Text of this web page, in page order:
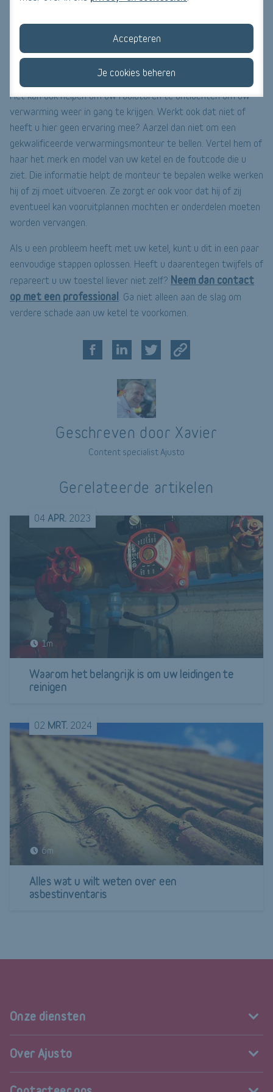
Accepteren
Je cookies beheren
kranen op 18 graden, zal de temperatuur nooit hoger zijn dan
Enkele aanbevelingen
Het kan ook helpen om uw radiatoren te ontluchten om uw
verwarming weer in gang te krijgen. Werkt ook dat niet of
heeft u hier geen ervaring mee? Aarzel dan niet om een
gekwalificeerde verwarmingsmonteur te bellen. Vertel hem of
haar het merk en model van uw ketel en de foutcode die u
ziet. Die informatie helpt de monteur te bepalen welke werken
hij of zij moet uitvoeren. Ze zorgt er ook voor dat hij of zij
eventueel kan vooruitplannen mochten er onderdelen moeten
worden vervangen.
Als u een probleem heeft met uw ketel, kunt u dit in een paar
eenvoudige stappen oplossen. Heeft u daarentegen twijfels of
repareert u uw toestel liever niet zelf? Neem dan contact
op met een professional
. Ga niet alleen aan de slag om
verdere schade aan uw ketel te voorkomen.
Geschreven door Xavier
Content specialist Ajusto
Gerelateerde artikelen
04 APR. 2023
1m
Waarom het belangrijk is om uw leidingen te
reinigen
02 MRT. 2024
6m
Alles wat u wilt weten over een
asbestinventaris
Onze diensten
Over Ajusto